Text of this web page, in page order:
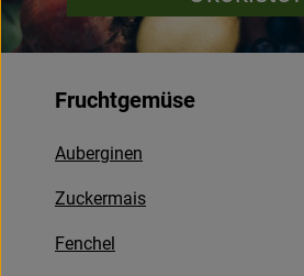
Themenwelten
Obst & Gemüse
Frisches
Angebote & Neues
Naturwaren
Fruchtgemüse
Auberginen
Zuckermais
Fenchel